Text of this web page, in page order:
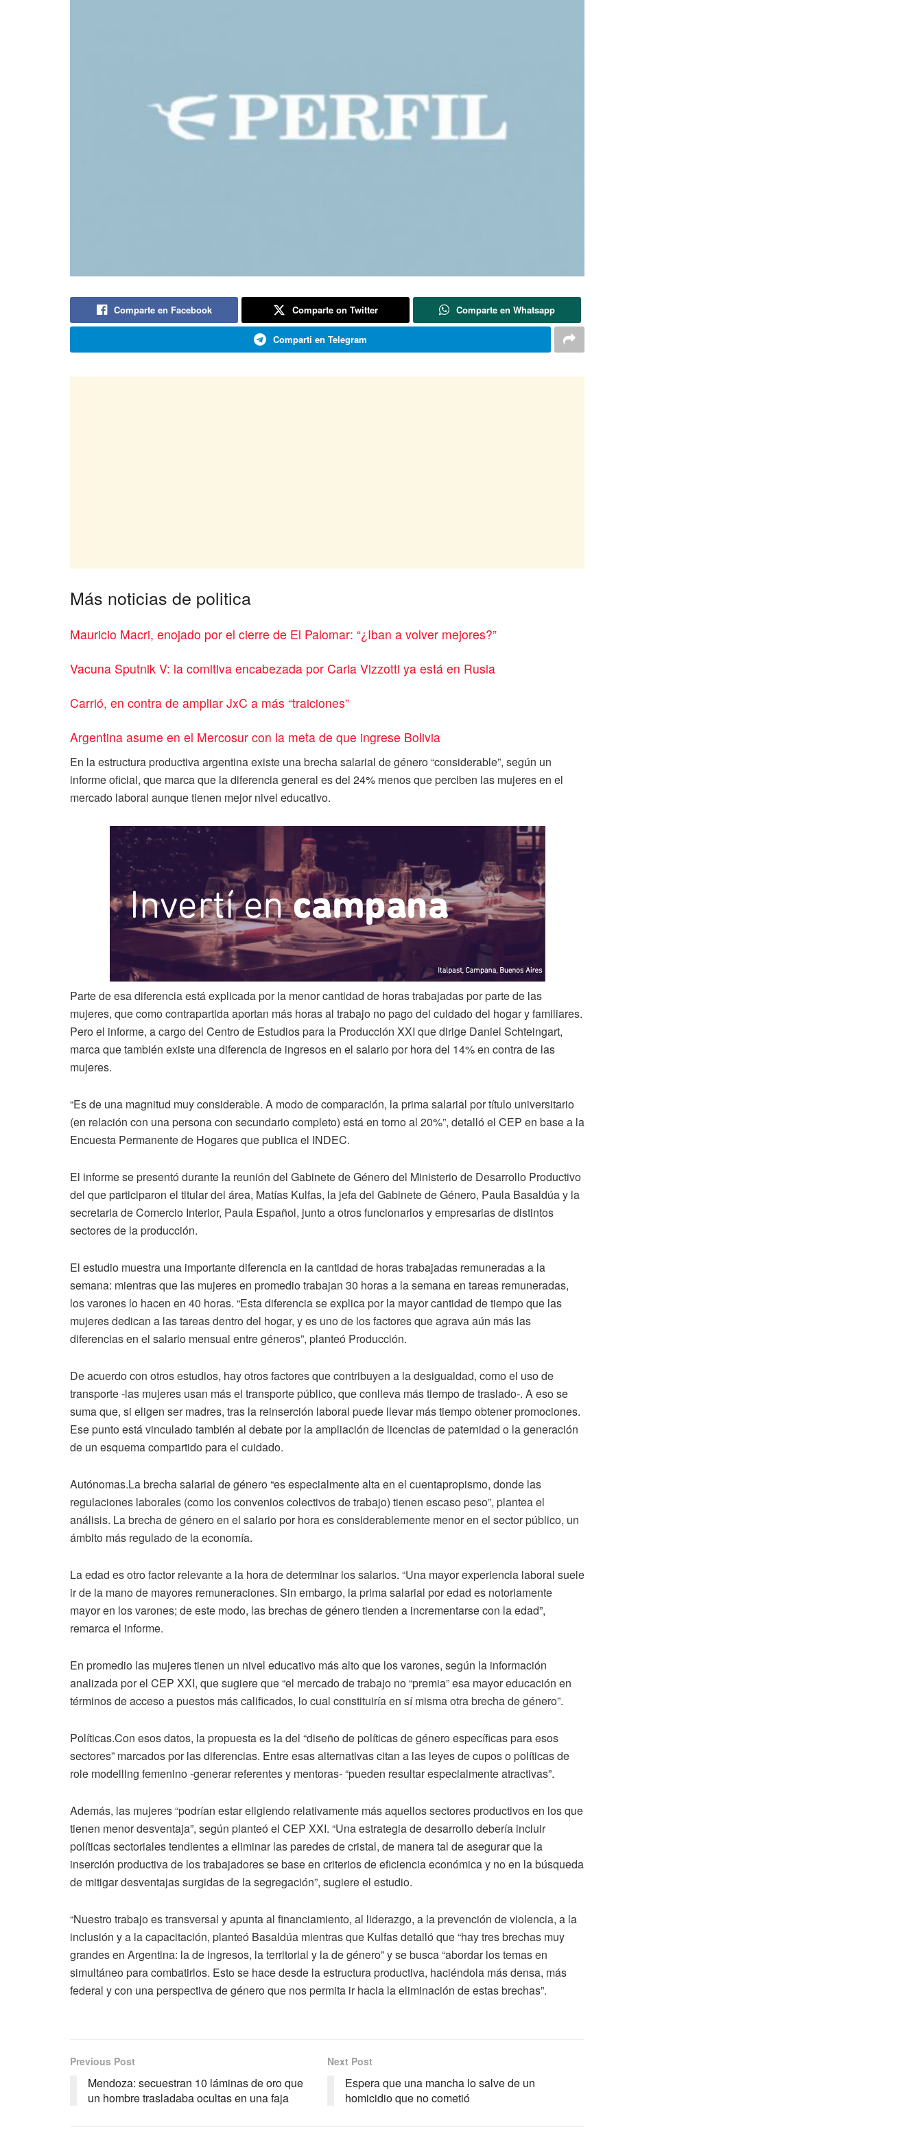
Comparte en Facebook Comparte on Twitter Comparte en Whatsapp
Comparti en Telegram
Más noticias de politica
Mauricio Macri, enojado por el cierre de El Palomar: “¿Iban a volver mejores?”
Vacuna Sputnik V: la comitiva encabezada por Carla Vizzotti ya está en Rusia
Carrió, en contra de ampliar JxC a más “traiciones”
Argentina asume en el Mercosur con la meta de que ingrese Bolivia
En la estructura productiva argentina existe una brecha salarial de género “considerable”, según un
informe oficial, que marca que la diferencia general es del 24% menos que perciben las mujeres en el
mercado laboral aunque tienen mejor nivel educativo.
Parte de esa diferencia está explicada por la menor cantidad de horas trabajadas por parte de las
mujeres, que como contrapartida aportan más horas al trabajo no pago del cuidado del hogar y familiares.
Pero el informe, a cargo del Centro de Estudios para la Producción XXI que dirige Daniel Schteingart,
marca que también existe una diferencia de ingresos en el salario por hora del 14% en contra de las
mujeres.
“Es de una magnitud muy considerable. A modo de comparación, la prima salarial por título universitario
(en relación con una persona con secundario completo) está en torno al 20%”, detalló el CEP en base a la
Encuesta Permanente de Hogares que publica el INDEC.
El informe se presentó durante la reunión del Gabinete de Género del Ministerio de Desarrollo Productivo
del que participaron el titular del área, Matías Kulfas, la jefa del Gabinete de Género, Paula Basaldúa y la
secretaria de Comercio Interior, Paula Español, junto a otros funcionarios y empresarias de distintos
sectores de la producción.
El estudio muestra una importante diferencia en la cantidad de horas trabajadas remuneradas a la
semana: mientras que las mujeres en promedio trabajan 30 horas a la semana en tareas remuneradas,
los varones lo hacen en 40 horas. “Esta diferencia se explica por la mayor cantidad de tiempo que las
mujeres dedican a las tareas dentro del hogar, y es uno de los factores que agrava aún más las
diferencias en el salario mensual entre géneros”, planteó Producción.
De acuerdo con otros estudios, hay otros factores que contribuyen a la desigualdad, como el uso de
transporte -las mujeres usan más el transporte público, que conlleva más tiempo de traslado-. A eso se
suma que, si eligen ser madres, tras la reinserción laboral puede llevar más tiempo obtener promociones.
Ese punto está vinculado también al debate por la ampliación de licencias de paternidad o la generación
de un esquema compartido para el cuidado.
Autónomas.La brecha salarial de género “es especialmente alta en el cuentapropismo, donde las
regulaciones laborales (como los convenios colectivos de trabajo) tienen escaso peso”, plantea el
análisis. La brecha de género en el salario por hora es considerablemente menor en el sector público, un
ámbito más regulado de la economía.
La edad es otro factor relevante a la hora de determinar los salarios. “Una mayor experiencia laboral suele
ir de la mano de mayores remuneraciones. Sin embargo, la prima salarial por edad es notoriamente
mayor en los varones; de este modo, las brechas de género tienden a incrementarse con la edad”,
remarca el informe.
En promedio las mujeres tienen un nivel educativo más alto que los varones, según la información
analizada por el CEP XXI, que sugiere que “el mercado de trabajo no “premia” esa mayor educación en
términos de acceso a puestos más calificados, lo cual constituiría en sí misma otra brecha de género”.
Políticas.Con esos datos, la propuesta es la del “diseño de políticas de género específicas para esos
sectores” marcados por las diferencias. Entre esas alternativas citan a las leyes de cupos o políticas de
role modelling femenino -generar referentes y mentoras- “pueden resultar especialmente atractivas”.
Además, las mujeres “podrían estar eligiendo relativamente más aquellos sectores productivos en los que
tienen menor desventaja”, según planteó el CEP XXI. “Una estrategia de desarrollo debería incluir
políticas sectoriales tendientes a eliminar las paredes de cristal, de manera tal de asegurar que la
inserción productiva de los trabajadores se base en criterios de eficiencia económica y no en la búsqueda
de mitigar desventajas surgidas de la segregación”, sugiere el estudio.
“Nuestro trabajo es transversal y apunta al financiamiento, al liderazgo, a la prevención de violencia, a la
inclusión y a la capacitación, planteó Basaldúa mientras que Kulfas detalló que “hay tres brechas muy
grandes en Argentina: la de ingresos, la territorial y la de género” y se busca “abordar los temas en
simultáneo para combatirlos. Esto se hace desde la estructura productiva, haciéndola más densa, más
federal y con una perspectiva de género que nos permita ir hacia la eliminación de estas brechas”.
Previous Post
Mendoza: secuestran 10 láminas de oro que
un hombre trasladaba ocultas en una faja
Next Post
Espera que una mancha lo salve de un
homicidio que no cometió